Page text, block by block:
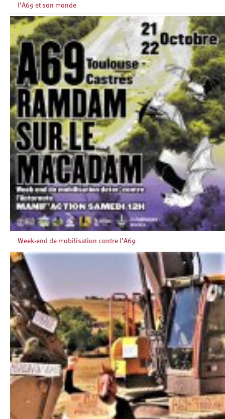
l’A69 et son monde
Week-end de mobilisation contre l’A69